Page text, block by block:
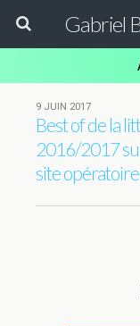
9 JUIN 2017
Best of de la
2016/2017
site